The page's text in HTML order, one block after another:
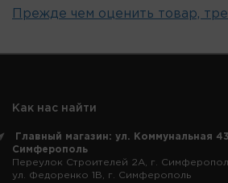
Прежде чем оценить товар,
Как нас найти
Главный магазин: ул. Коммунальная
Симферополь
Переулок Строителей 2А, г.
ул. Федоренко 1В, г. Симферополь